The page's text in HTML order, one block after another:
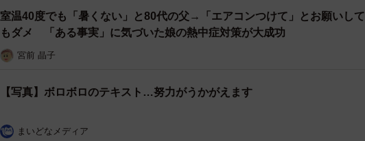
室温40度でも「暑くない」と80代の父→「エアコンつけて」とお願いして
もダメ 「ある事実」に気づいた娘の熱中症対策が大成功
宮前 晶子
【写真】ボロボロのテキスト…努力がうかがえます
まいどなメディア